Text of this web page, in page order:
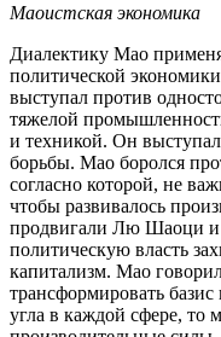
Маоистская экономика
Диалектику Мао
политической
выступал против
тяжелой
и техникой. Он
борьбы. Мао боролся
согласно которой, не
чтобы развивалось
продвигали Лю Шаоци и
политическую власть
капитализм. Мао
трансформировать
угла в каждой сфере, то